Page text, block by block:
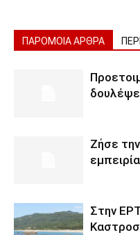
ΠΑΡΟΜΟΙΑ ΑΡΘΡΑ
Ζήσε
Στην